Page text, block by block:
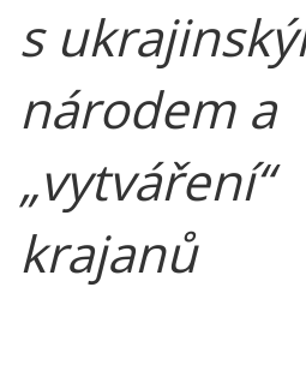
s
národem a
„vytváření“
krajanů